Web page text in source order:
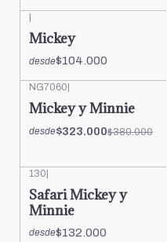
|
Mickey
desde$104.000
NG7060
Mickey y Minnie
desde$323.000$380.000
130|
Safari Mickey y
Minnie
desde$132.000